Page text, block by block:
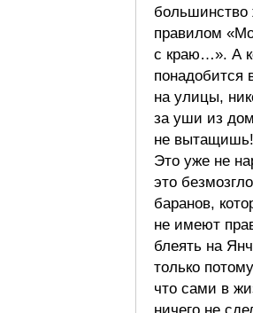
большинство
правилом
с краю…». А
понадобится
на улицы,
за уши из
не вытащишь!
Это уже не
это
баранов,
не имеют
блеять на
только
что сами в
ничего не